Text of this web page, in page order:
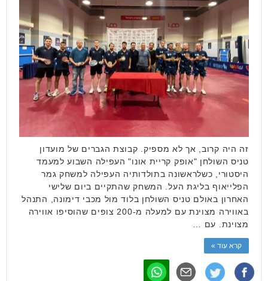
זה היה קרוב, אך לא מספיק. קבוצת הגברים של מועדון
טניס השולחן "אופק קריית אונו" העפילה השבוע למעמד
היסטורי, כשלראשונה בתולדותיה העפילה למשחק גמר
הפלייאוף בליגת העל. המשחק שהתקיים ביום שלישי
האחרון באולם טניס השולחן בלוד מול מכבי דימונה, התנהל
באווירה מצוינת עם למעלה מ-200 צופים שהוסיפו אווירה
מצוינת. עם …
קרא עוד »